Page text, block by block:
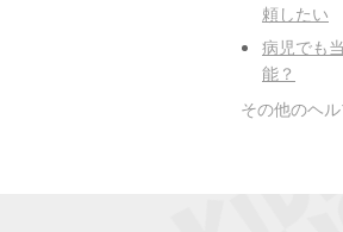
頼したい
病児でも
能？
その他のヘ